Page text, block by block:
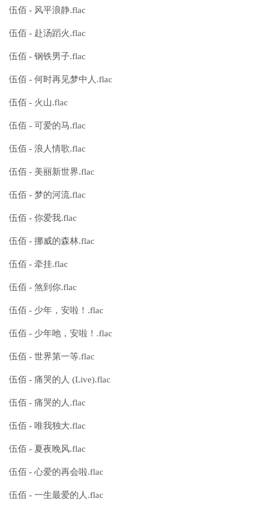
伍佰 - 风平浪静.flac
伍佰 - 赴汤蹈火.flac
伍佰 - 钢铁男子.flac
伍佰 - 何时再见梦中人.flac
伍佰 - 火山.flac
伍佰 - 可爱的马.flac
伍佰 - 浪人情歌.flac
伍佰 - 美丽新世界.flac
伍佰 - 梦的河流.flac
伍佰 - 你爱我.flac
伍佰 - 挪威的森林.flac
伍佰 - 牵挂.flac
伍佰 - 煞到你.flac
伍佰 - 少年，安啦！.flac
伍佰 - 少年吔，安啦！.flac
伍佰 - 世界第一等.flac
伍佰 - 痛哭的人 (Live).flac
伍佰 - 痛哭的人.flac
伍佰 - 唯我独大.flac
伍佰 - 夏夜晚风.flac
伍佰 - 心爱的再会啦.flac
伍佰 - 一生最爱的人.flac